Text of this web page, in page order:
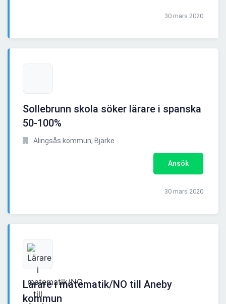
30 mars 2020
Sollebrunn skola söker lärare i spanska
50-100%
Alingsås kommun, Bjärke
Ansök
30 mars 2020
Lärare i matematik/NO till Aneby
kommun